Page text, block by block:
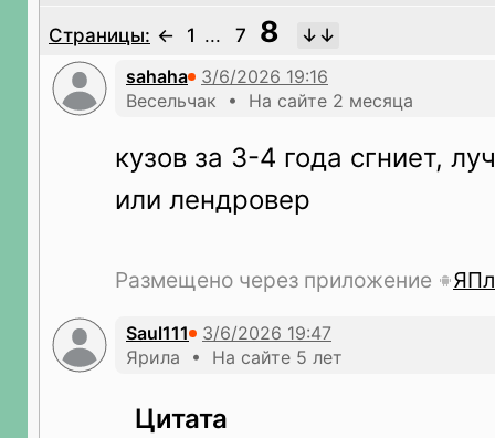
Страницы: ← 1 ... 7 8
sahaha
Весельчак • На сайте 2 месяца
кузов за 3-4 года сгниет,
или лендровер
Размещено через приложение
Saul111
Ярила • На сайте 5 лет
Цитата